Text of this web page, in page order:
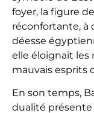
foyer, la figure
réconfortante, à
déesse
elle éloignait les
mauvais esprits
En son temps,
dualité présente